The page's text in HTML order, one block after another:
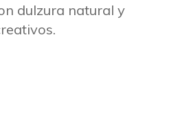
dulzura natural y